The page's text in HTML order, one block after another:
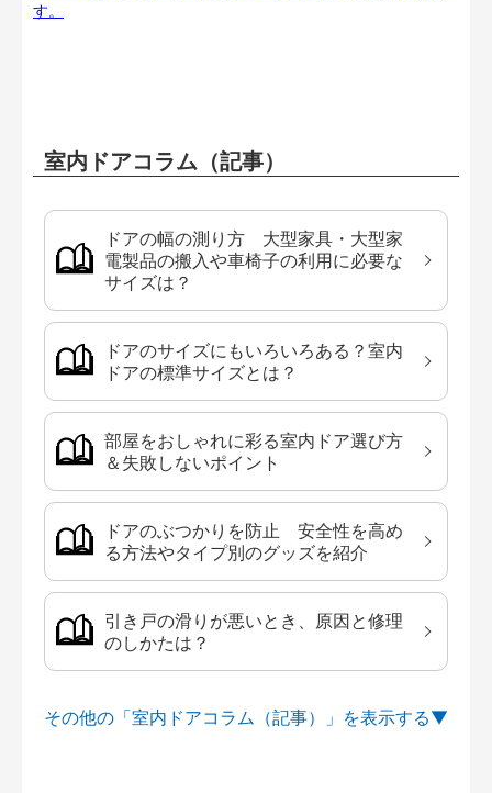
す。
室内ドアコラム（記事）
ドアの幅の測り方 大型家具・大型家
電製品の搬入や車椅子の利用に必要な
サイズは？
ドアのサイズにもいろいろある？室内
ドアの標準サイズとは？
部屋をおしゃれに彩る室内ドア選び方
＆失敗しないポイント
ドアのぶつかりを防止 安全性を高め
る方法やタイプ別のグッズを紹介
引き戸の滑りが悪いとき、原因と修理
のしかたは？
その他の「室内ドアコラム（記事）」を